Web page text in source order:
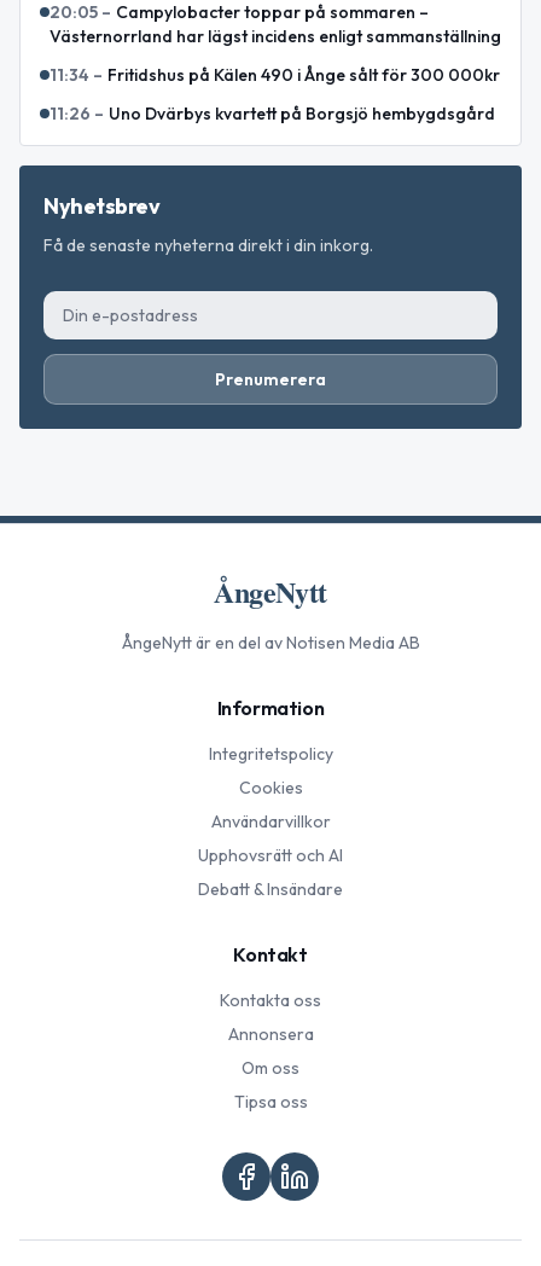
20:05 – Campylobacter toppar på sommaren –
Västernorrland har lägst incidens enligt sammanställning
11:34 – Fritidshus på Kälen 490 i Ånge sålt för 300 000kr
11:26 – Uno Dvärbys kvartett på Borgsjö hembygdsgård
Nyhetsbrev
Få de senaste nyheterna direkt i din inkorg.
Prenumerera
ÅngeNytt
ÅngeNyttär en del av Notisen Media AB
Information
Integritetspolicy
Cookies
Användarvillkor
Upphovsrätt och AI
Debatt & Insändare
Kontakt
Kontakta oss
Annonsera
Om oss
Tipsa oss